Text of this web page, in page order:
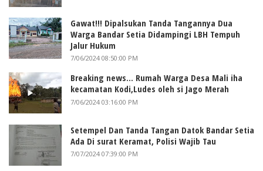
Gawat!!! Dipalsukan Tanda Tangannya Dua
Warga Bandar Setia Didampingi LBH Tempuh
Jalur Hukum
7/06/2024 08:50:00 PM
Breaking news... Rumah Warga Desa Mali iha
kecamatan Kodi,Ludes oleh si Jago Merah
7/06/2024 03:16:00 PM
Setempel Dan Tanda Tangan Datok Bandar Setia
Ada Di surat Keramat, Polisi Wajib Tau
7/07/2024 07:39:00 PM